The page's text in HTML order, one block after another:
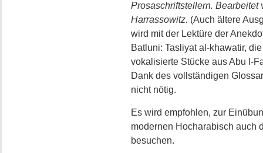
Prosaschriftstellern. Bearbeitet
Harrassowitz. (Auch ältere
wird mit der Lektüre der
Batluni: Tasliyat al-khawatir,
vokalisierte Stücke aus Abu l-
Dank des vollständigen
nicht nötig.
Es wird empfohlen, zur
modernen Hocharabisch auch
besuchen.